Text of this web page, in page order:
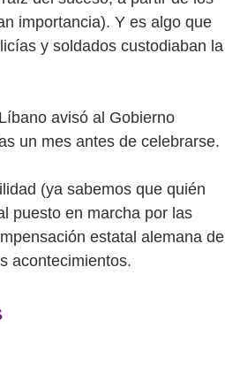
importancia). Y es algo que
y soldados custodiaban la
avisó al Gobierno
un mes antes de celebrarse.
(ya sabemos que quién
puesto en marcha por las
estatal alemana de
acontecimientos.